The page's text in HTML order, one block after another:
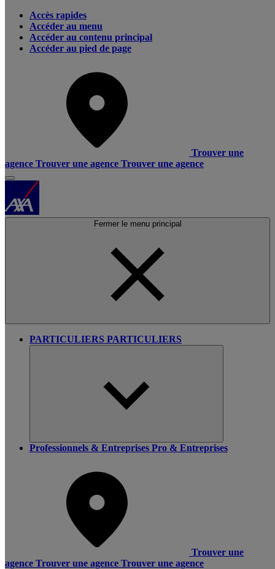
Accès rapides
Accéder au menu
Accéder au contenu principal
Accéder au pied de page
Trouver une
agence Trouver une agence Trouver une agence
Fermer le menu principal
PARTICULIERS PARTICULIERS
Professionnels & Entreprises Pro & Entreprises
Trouver une
agence Trouver une agence Trouver une agence